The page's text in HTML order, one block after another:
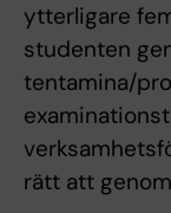
ytterligare
studenten
tentamina/
rätt att